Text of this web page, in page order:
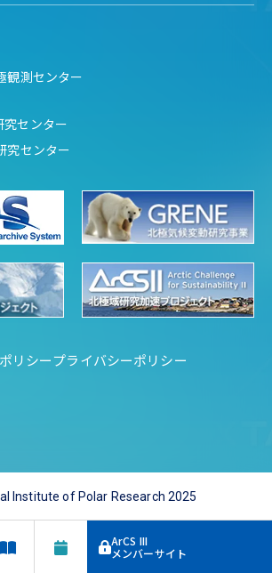
観測センター
センター
究センター
リシープライバシーポリシー
Institute of Polar Research 2025
ArCS III
メンバーサイト